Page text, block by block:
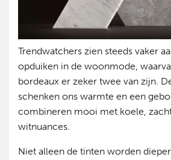
Trendwatchers zien steeds vaker
opduiken in de woonmode,
bordeaux er zeker twee van zijn.
schenken ons warmte en een
combineren mooi met koele,
witnuances.
Niet alleen de tinten worden